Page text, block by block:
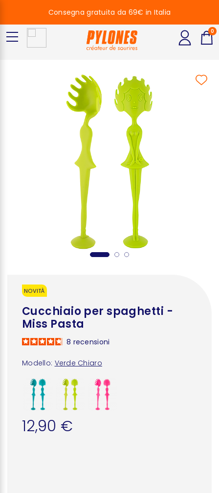
NOVITÀ
Cucchiaio per spaghetti -
Miss Pasta
Modello: Verde Chiaro
8 recensioni
12,90 €
Consegna gratuita da 69€ in Italia
0